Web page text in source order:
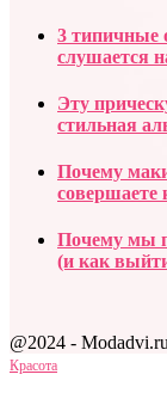
3 типичные
слушается
Эту
стильная
Почему
совершаете
Почему мы
(и как
@2024 -
Красота